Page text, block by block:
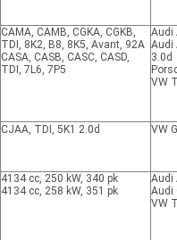
CAMA, CAMB, CGKA, CGKB,
TDI, 8K2, B8, 8K5, Avant, 92A
CASA, CASB, CASC, CASD,
TDI, 7L6, 7P5
Audi
Audi
3.0d
VW
CJAA, TDI, 5K1 2.0d VW
4134 cc, 250 kW, 340 pk
4134 cc, 258 kW, 351 pk
Audi
Audi
VW